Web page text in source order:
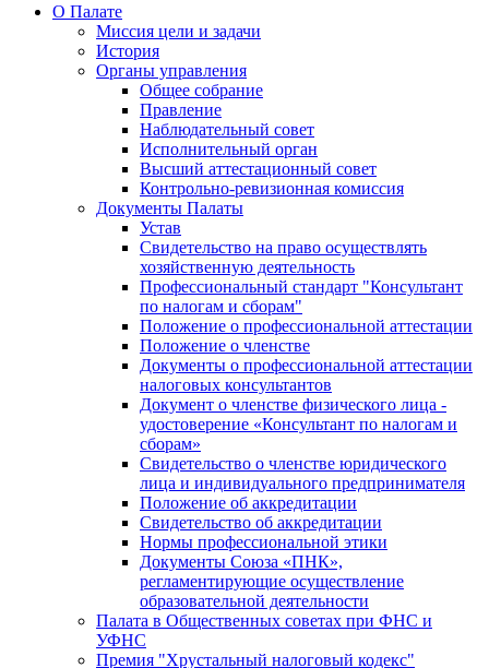
О Палате
Миссия цели и задачи
История
Органы управления
Общее собрание
Правление
Наблюдательный совет
Исполнительный орган
Высший аттестационный совет
Контрольно-ревизионная комиссия
Документы Палаты
Устав
Свидетельство на право осуществлять
хозяйственную деятельность
Профессиональный стандарт "Консультант
по налогам и сборам"
Положение о профессиональной аттестации
Положение о членстве
Документы о профессиональной аттестации
налоговых консультантов
Документ о членстве физического лица -
удостоверение «Консультант по налогам и
сборам»
Свидетельство о членстве юридического
лица и индивидуального предпринимателя
Положение об аккредитации
Свидетельство об аккредитации
Нормы профессиональной этики
Документы Союза «ПНК»,
регламентирующие осуществление
образовательной деятельности
Палата в Общественных советах при ФНС и
УФНС
Премия "Хрустальный налоговый кодекс"